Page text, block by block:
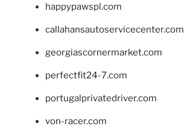
happypawspl.com
callahansautoservicecenter.com
georgiascornermarket.com
perfectfit24-7.com
portugalprivatedriver.com
von-racer.com